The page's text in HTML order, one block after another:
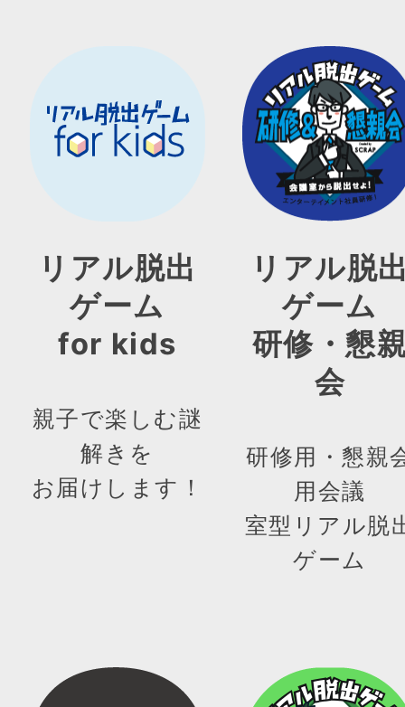
リアル脱出
ゲーム
for kids
親子で楽しむ謎
解きを
お届けします！
リアル脱
ゲーム
研修・懇
会
研修用・懇親
用会議
室型リアル脱
ゲーム